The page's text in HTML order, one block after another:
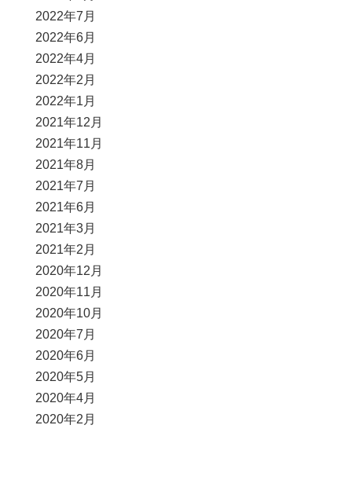
2022年7月
2022年6月
2022年4月
2022年2月
2022年1月
2021年12月
2021年11月
2021年8月
2021年7月
2021年6月
2021年3月
2021年2月
2020年12月
2020年11月
2020年10月
2020年7月
2020年6月
2020年5月
2020年4月
2020年2月